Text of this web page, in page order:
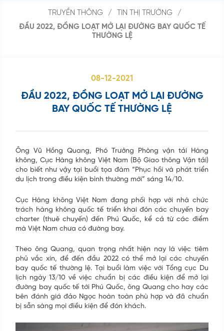
TRUYỀN THÔNG
TIN THỊ TRƯỜNG
ĐẦU 2022, ĐỒNG LOẠT MỞ LẠI ĐƯỜNG BAY QUỐC TẾ
THƯỜNG LỆ
08-12-2021
ĐẦU 2022, ĐỒNG LOẠT MỞ LẠI ĐƯỜNG
BAY QUỐC TẾ THƯỜNG LỆ
Ông Vũ Hồng Quang, Phó Trưởng Phòng vận tải Hàng
không, Cục Hàng không Việt Nam (Bộ Giao thông Vận tải)
cho biết như vậy tại buổi tọa đàm “Phục hồi và phát triển
du lịch trong điều kiện bình thường mới” sáng 14/10.
Cục Hàng không Việt Nam đang phối hợp với nhà chức
trách hàng không quốc tế triển khai đón các chuyến bay
charter (thuê chuyến) đến Phú Quốc, kể cả từ các điểm
mà Việt Nam chưa có đường bay.
Theo ông Quang, quan trọng nhất hiện nay là việc tiêm
phủ vắc xin, để đến đầu 2022 có thể mở lại các chuyến
bay quốc tế thường lệ. Tại buổi làm việc với Tổng cục Du
lịch ngày 13/10 về việc chuẩn bị các điều kiện để mở lại
đường bay quốc tế tới Phú Quốc, ông Quang cho hay các
bên đánh giá đảo Ngọc hoàn toàn phù hợp và đã chuẩn
bị sẵn sàng mọi điều kiện để đón khách.
Tìm
kiếm